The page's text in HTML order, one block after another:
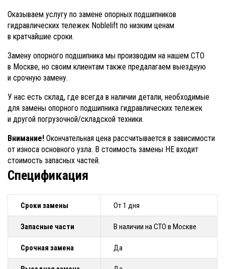
Оказываем услугу по замене опорных подшипников
гидравлических тележек Noblelift по низким ценам
в кратчайшие сроки.
Замену опорного подшипника мы производим на нашем СТО
в Москве, но своим клиентам также предалагаем выездную
и срочную замену.
У нас есть склад, где всегда в наличии детали, необходимые
для замены опорного подшипника гидравлических тележек
и другой погрузочной/складской техники.
Внимание! Окончательная цена рассчитывается в зависимости
от износа основного узла. В стоимость замены НЕ входит
стоимость запасных частей.
Спецификация
Сроки замены От 1 дня
Запасные части В наличии на СТО в Москве
Срочная замена Да